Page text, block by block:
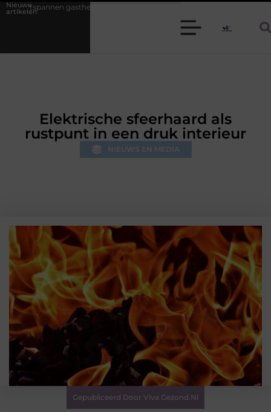
Nieuwe
artikelenof gastvrouw zijn: zo houd je een diner stressvrij
Elektrische sfeerhaard als
rustpunt in een druk interieur
NIEUWS EN MEDIA
Gepubliceerd Door Viva Gezond.nl